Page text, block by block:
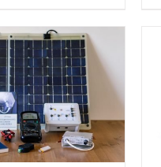
AL CARRITO
DETALLES